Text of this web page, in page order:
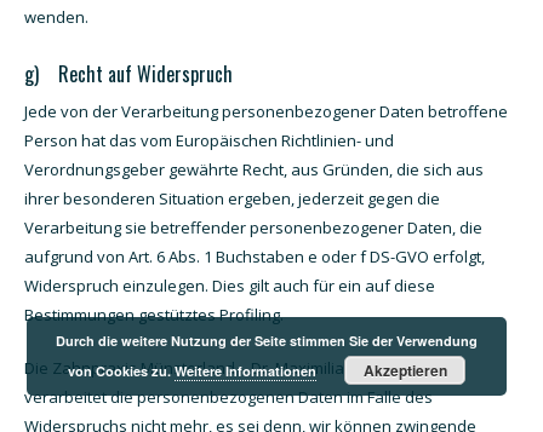
wenden.
g) Recht auf Widerspruch
Jede von der Verarbeitung personenbezogener Daten betroffene
Person hat das vom Europäischen Richtlinien- und
Verordnungsgeber gewährte Recht, aus Gründen, die sich aus
ihrer besonderen Situation ergeben, jederzeit gegen die
Verarbeitung sie betreffender personenbezogener Daten, die
aufgrund von Art. 6 Abs. 1 Buchstaben e oder f DS-GVO erfolgt,
Widerspruch einzulegen. Dies gilt auch für ein auf diese
Bestimmungen gestütztes Profiling.
Die Zahnpraxis Münsterland – Dr. Maximilian Dieckmann
verarbeitet die personenbezogenen Daten im Falle des
Widerspruchs nicht mehr, es sei denn, wir können zwingende
Durch die weitere Nutzung der Seite stimmen Sie der Verwendung
von Cookies zu.Weitere Informationen Akzeptieren